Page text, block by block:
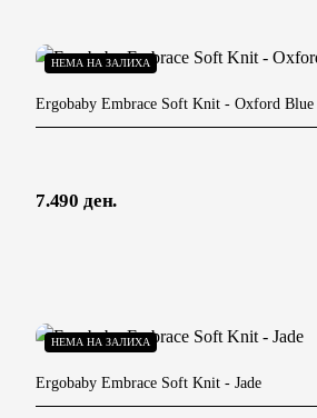
НЕМА НА ЗАЛИХА
Ergobaby Embrace Soft Knit - Oxford Blue
7.490 ден.
НЕМА НА ЗАЛИХА
Ergobaby Embrace Soft Knit - Jade